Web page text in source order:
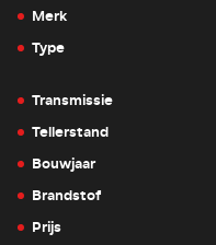
Merk
Type
Transmissie
Tellerstand
Bouwjaar
Brandstof
Prijs